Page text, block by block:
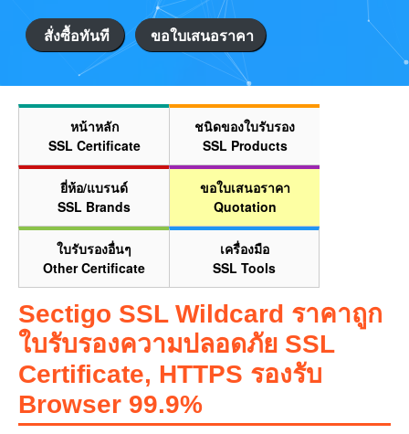
สั่งซื้อทันที ขอใบเสนอราคา
หน้าหลัก
SSL Certificate
ชนิดของใบรับรอง
SSL Products
ยี่ห้อ/แบรนด์
SSL Brands
ขอใบเสนอราคา
Quotation
ใบรับรองอื่นๆ
Other Certificate
เครื่องมือ
SSL Tools
Sectigo SSL Wildcard ราคาถูก
ใบรับรองความปลอดภัย SSL
Certificate, HTTPS รองรับ
Browser 99.9%